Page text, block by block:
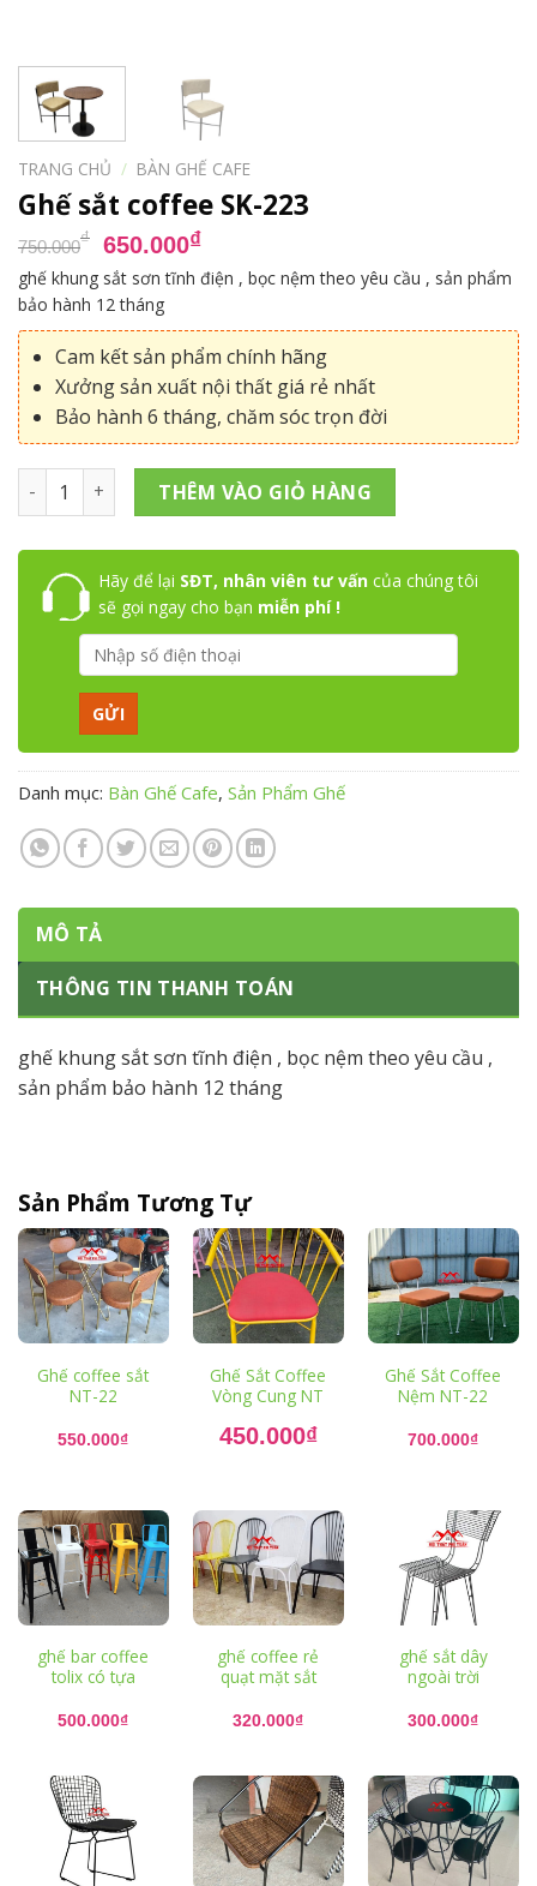
TRANG CHỦ / BÀN GHẾ CAFE
Ghế sắt coffee SK-223
750.000₫ Giá
gốc
là:
750.000₫.
650.000₫Giá
hiện
tại
là:
650.000₫.
ghế khung sắt sơn tĩnh điện , bọc nệm theo yêu cầu , sản phẩm
bảo hành 12 tháng
Cam kết sản phẩm chính hãng
Xưởng sản xuất nội thất giá rẻ nhất
Bảo hành 6 tháng, chăm sóc trọn đời
Ghế sắt coffee SK-223 số lượng
THÊM VÀO GIỎ HÀNG
Hãy để lại SĐT, nhân viên tư vấncủa chúng tôi
sẽ gọi ngay cho bạn miễn phí !
Danh mục: Bàn Ghế Cafe, Sản Phẩm Ghế
MÔ TẢ
THÔNG TIN THANH TOÁN
ghế khung sắt sơn tĩnh điện , bọc nệm theo yêu cầu ,
sản phẩm bảo hành 12 tháng
Sản Phẩm Tương Tự
Ghế coffee sắt
NT-22
550.000₫
Ghế Sắt Coffee
Vòng Cung NT
Giá
gốc
450.000₫
450.000₫.
Ghế Sắt Coffee
Nệm NT-22
700.000₫
ghế bar coffee
tolix có tựa
500.000₫
ghế coffee rẻ
quạt mặt sắt
320.000₫
ghế sắt dây
ngoài trời
300.000₫